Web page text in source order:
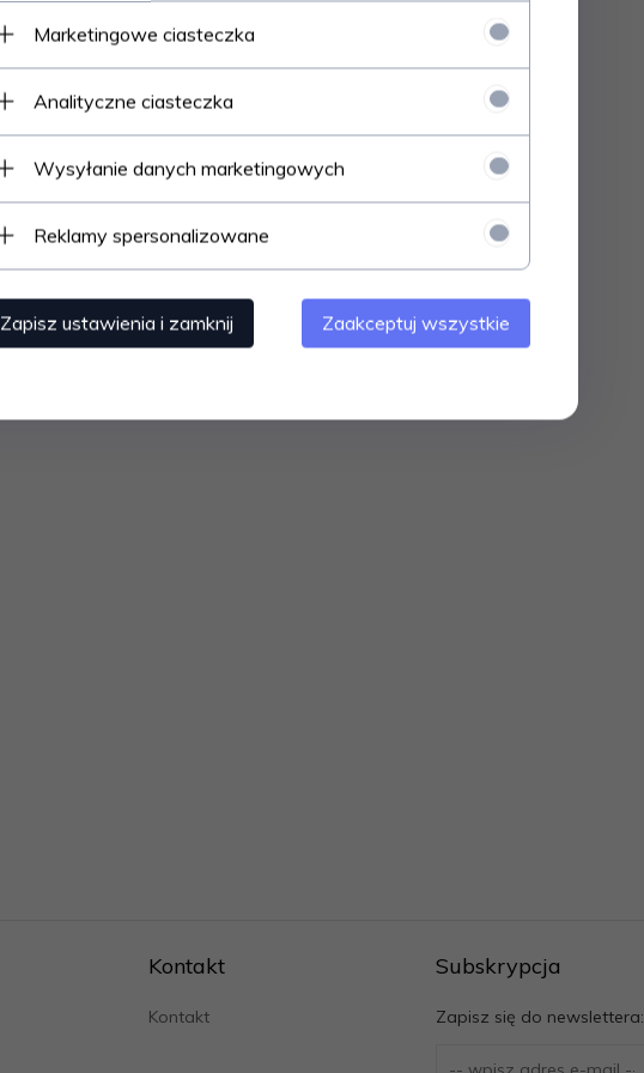
Kontakt
Kontakt
Subskrypcja
Zapisz się do newslettera:
Marketingowe ciasteczka
Analityczne ciasteczka
Wysyłanie danych marketingowych
Reklamy spersonalizowane
Zapisz ustawienia i zamknij Zaakceptuj wszystkie